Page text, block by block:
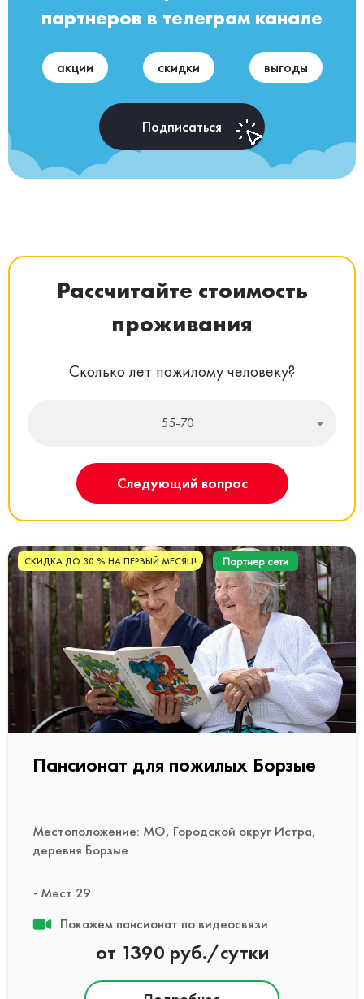
партнеров в телеграм канале
акции скидки выгоды
Подписаться
Рассчитайте стоимость
проживания
Сколько лет пожилому человеку?
55-70
Следующий вопрос
СКИДКА ДО 30 % НА ПЕРВЫЙ МЕСЯЦ! Партнер сети
Пансионат для пожилых Борзые
Местоположение: МО, Городской округ Истра,
деревня Борзые
Мест 29
Покажем пансионат по видеосвязи
от 1390 руб./сутки